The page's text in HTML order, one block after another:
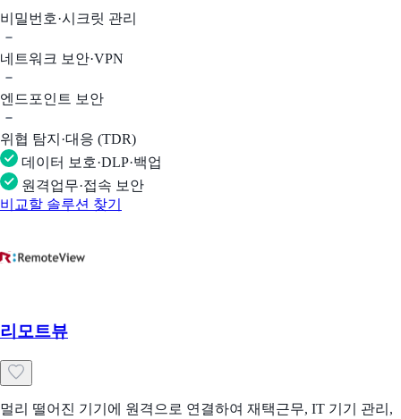
비밀번호·시크릿 관리
네트워크 보안·VPN
엔드포인트 보안
위협 탐지·대응 (TDR)
데이터 보호·DLP·백업
원격업무·접속 보안
비교할 솔루션 찾기
리모트뷰
멀리 떨어진 기기에 원격으로 연결하여 재택근무, IT 기기 관리,